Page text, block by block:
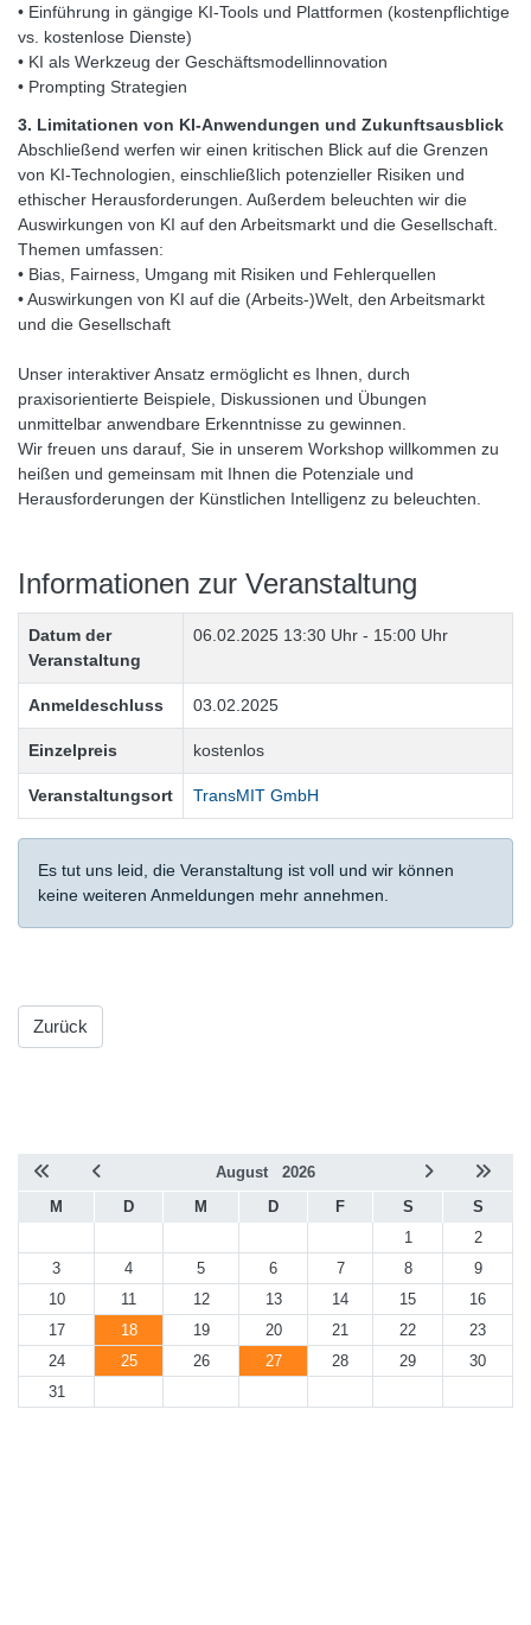
• Einführung in gängige KI-Tools und Plattformen (kostenpflichtige
vs. kostenlose Dienste)
• KI als Werkzeug der Geschäftsmodellinnovation
• Prompting Strategien
3. Limitationen von KI-Anwendungen und Zukunftsausblick
Abschließend werfen wir einen kritischen Blick auf die Grenzen
von KI-Technologien, einschließlich potenzieller Risiken und
ethischer Herausforderungen. Außerdem beleuchten wir die
Auswirkungen von KI auf den Arbeitsmarkt und die Gesellschaft.
Themen umfassen:
• Bias, Fairness, Umgang mit Risiken und Fehlerquellen
• Auswirkungen von KI auf die (Arbeits-)Welt, den Arbeitsmarkt
und die Gesellschaft
Unser interaktiver Ansatz ermöglicht es Ihnen, durch
praxisorientierte Beispiele, Diskussionen und Übungen
unmittelbar anwendbare Erkenntnisse zu gewinnen.
Wir freuen uns darauf, Sie in unserem Workshop willkommen zu
heißen und gemeinsam mit Ihnen die Potenziale und
Herausforderungen der Künstlichen Intelligenz zu beleuchten.
Informationen zur Veranstaltung
Datum der
Veranstaltung
06.02.2025 13:30 Uhr - 15:00 Uhr
Anmeldeschluss 03.02.2025
Einzelpreis kostenlos
Veranstaltungsort TransMIT GmbH
Es tut uns leid, die Veranstaltung ist voll und wir können
keine weiteren Anmeldungen mehr annehmen.
Zurück
August 2026
M
D M D F S
S
1
2
3
4 5 6 7 8
9
10
11 12 13 14 15
16
17
18 19 20 21 22
23
24
25 26 27 28 29
30
31